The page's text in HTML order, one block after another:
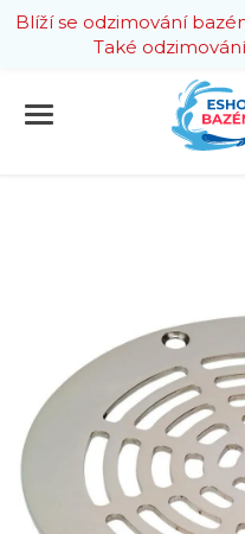
Blíží se odzimování
Také